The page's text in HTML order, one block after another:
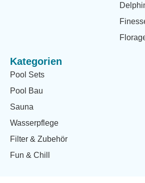
Kategorien
Pool Sets
Pool Bau
Sauna
Wasserpflege
Filter & Zubehör
Fun & Chill